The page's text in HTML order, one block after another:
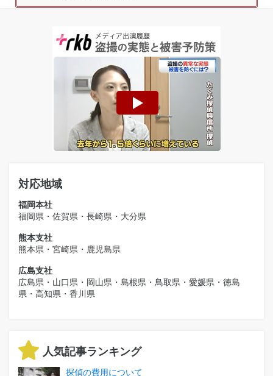
対応地域
福岡本社
福岡県・佐賀県・長崎県・大分県
熊本支社
熊本県・宮崎県・鹿児島県
広島支社
広島県・山口県・岡山県・島根県・鳥取県・愛媛県・徳島
県・高知県・香川県
人気記事ランキング
探偵の費用について